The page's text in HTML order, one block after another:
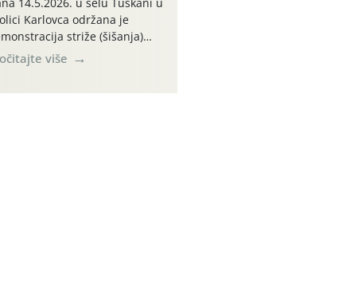
događaj, […]
Karlovca održana je
striže (šišanja)
na OPG-u koji se bavi
ovaca. Osim domaćina
više